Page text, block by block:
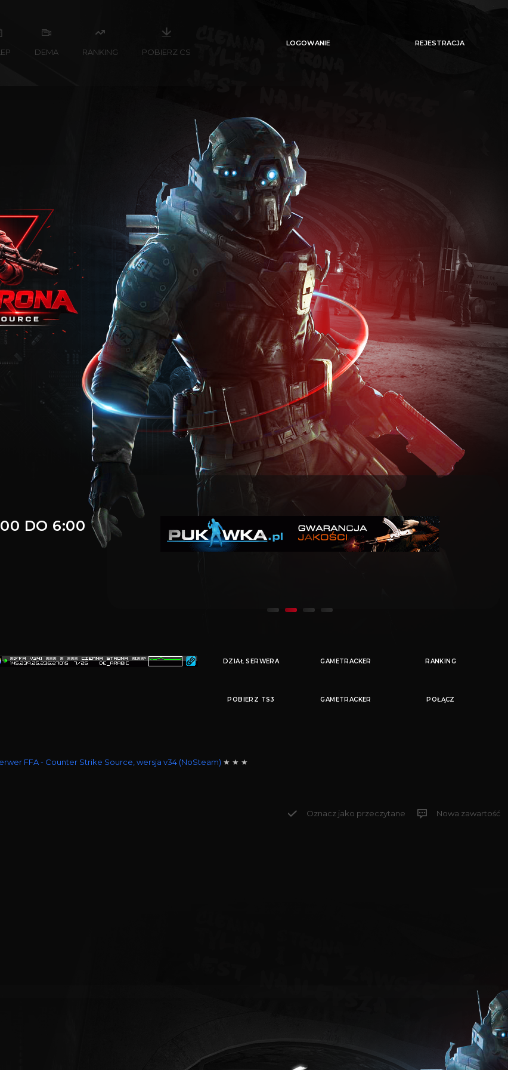
DEMA RANKING POBIERZ CS
LOGOWANIE
Nie pamiętam hasła
REJESTRACJA
DO 6:00 DARMOWY VIP DLA KOBIET
DZIAŁ SERWERA RANKING
POBIERZ TS3 POŁĄCZ
FFA - Counter Strike Source, wersja v34 (NoSteam) ★ ★ ★
Oznacz jako przeczytane Nowa zawartość